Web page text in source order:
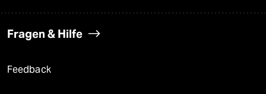
Fragen & Hilfe
Feedback